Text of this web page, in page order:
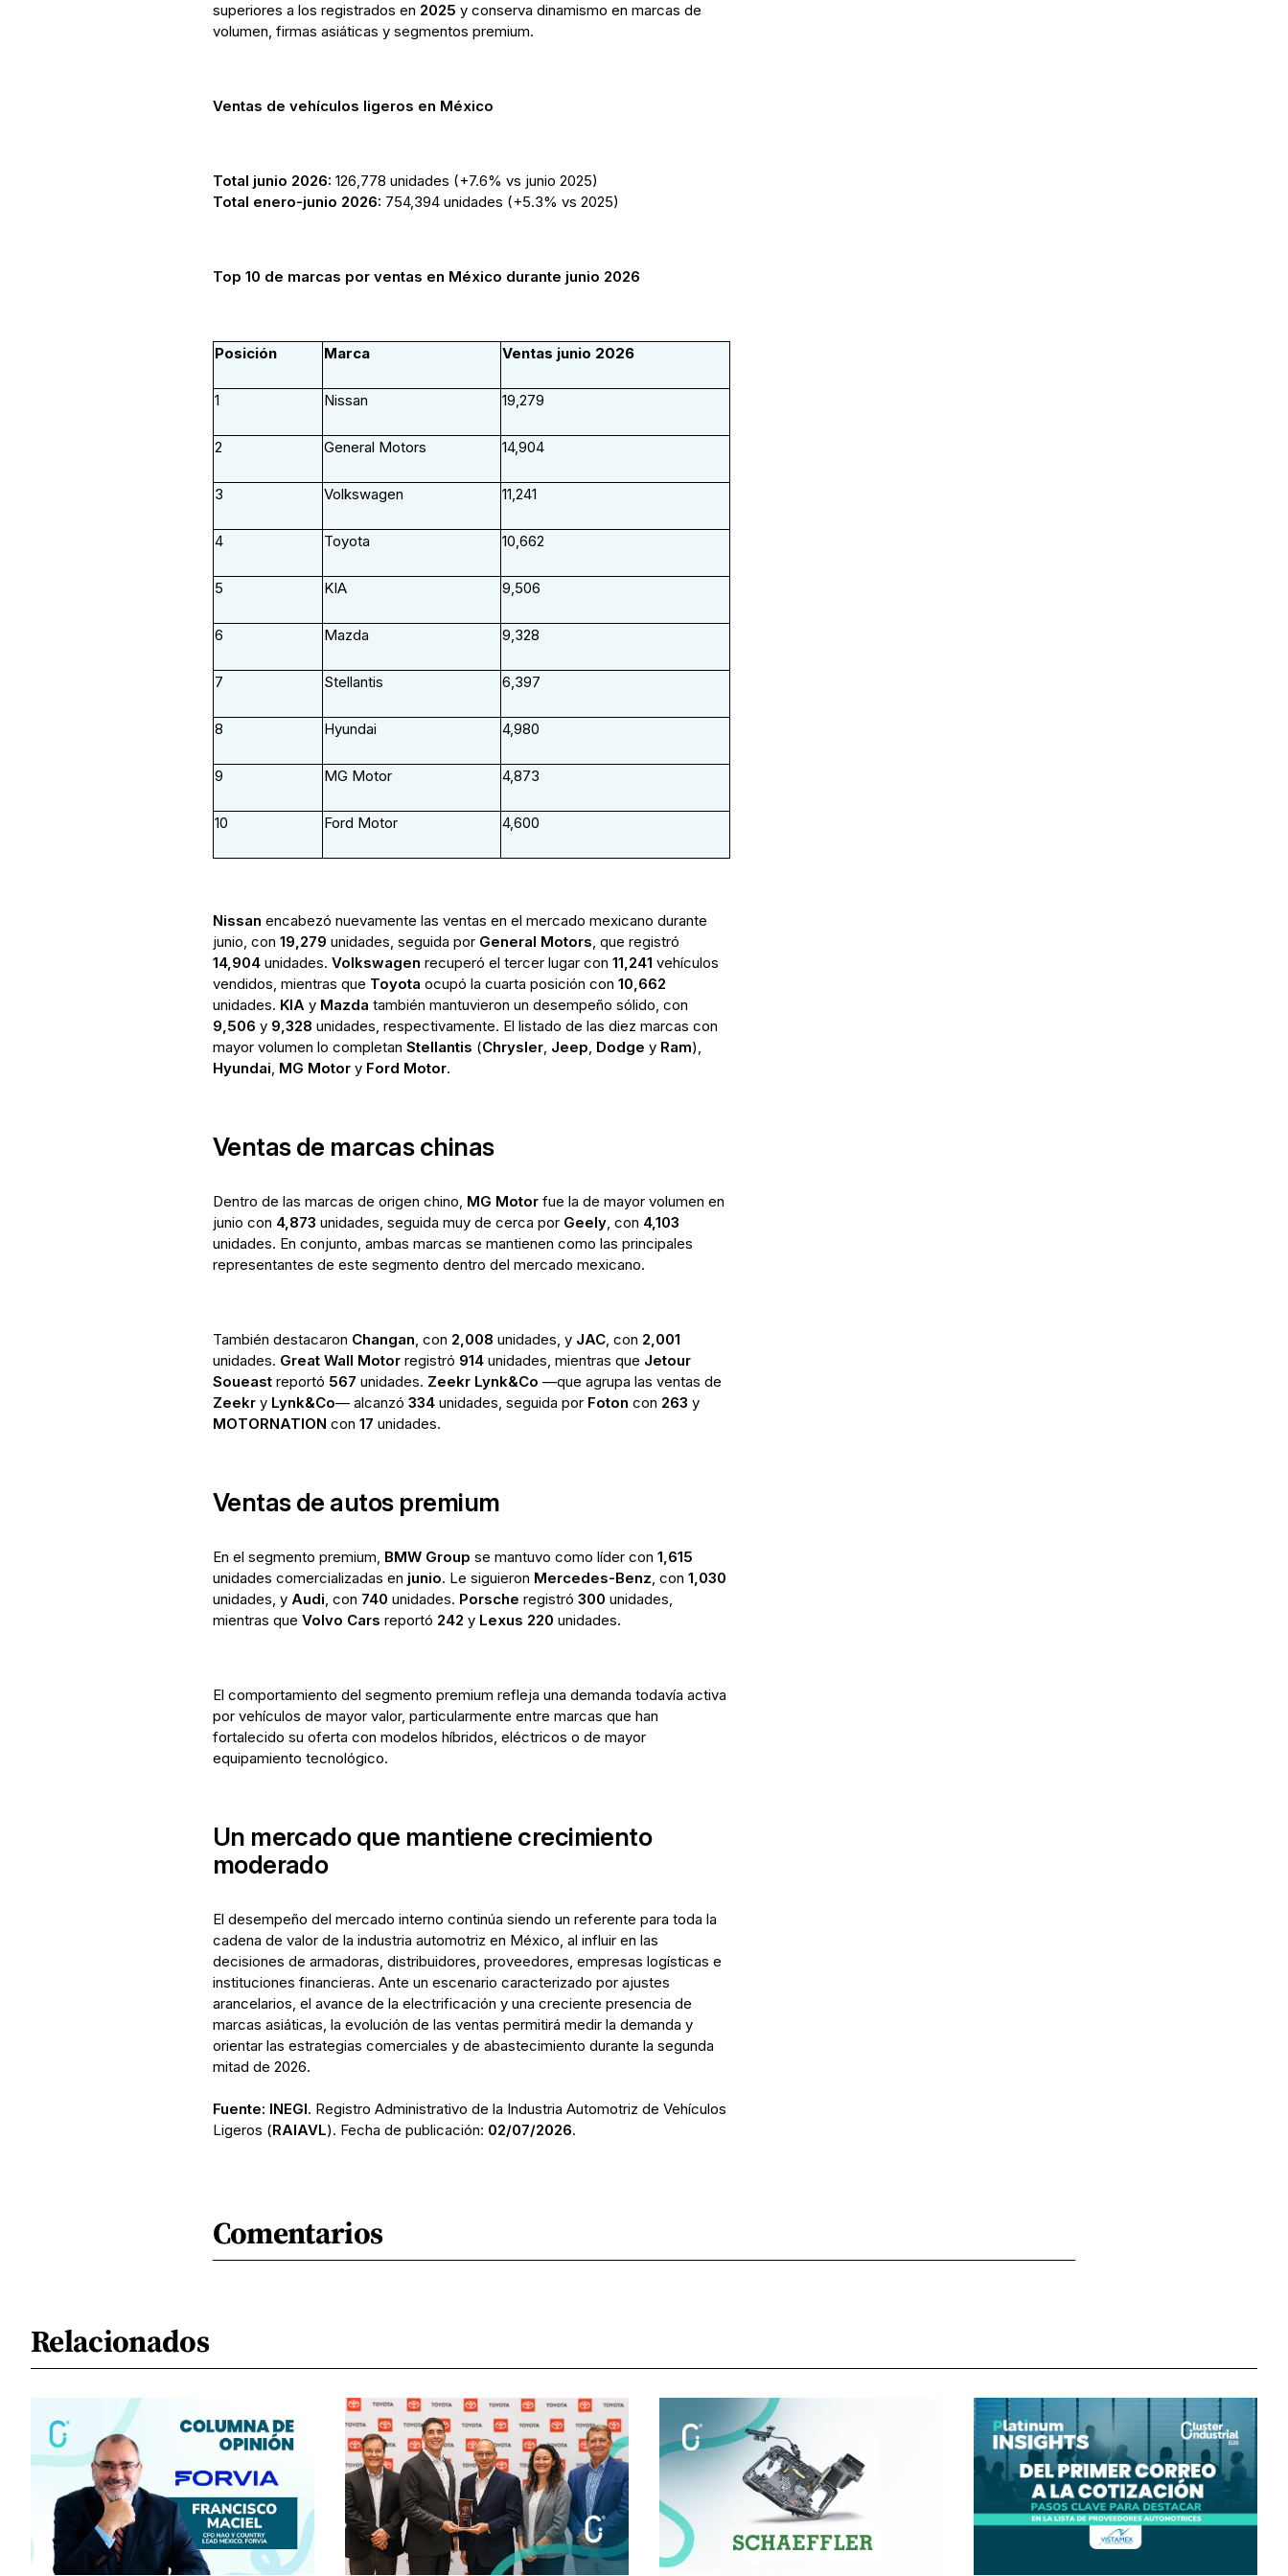
superiores a los registrados en 2025 y conserva dinamismo en marcas de
volumen, firmas asiáticas y segmentos premium.
Ventas de vehículos ligeros en México
Total junio 2026: 126,778 unidades (+7.6% vs junio 2025)
Total enero-junio 2026: 754,394 unidades (+5.3% vs 2025)
Top 10 de marcas por ventas en México durante junio 2026
Posición Marca Ventas junio 2026
1 Nissan 19,279
2 General Motors 14,904
3 Volkswagen 11,241
4 Toyota 10,662
5 KIA 9,506
6 Mazda 9,328
7 Stellantis 6,397
8 Hyundai 4,980
9 MG Motor 4,873
10 Ford Motor 4,600
Nissan encabezó nuevamente las ventas en el mercado mexicano durante
junio, con 19,279 unidades, seguida por General Motors, que registró
14,904unidades. Volkswagen recuperó el tercer lugar con 11,241 vehículos
vendidos, mientras que Toyota ocupó la cuarta posición con 10,662
unidades. KIA y Mazda también mantuvieron un desempeño sólido, con
9,506 y 9,328 unidades, respectivamente. El listado de las diez marcas con
mayor volumen lo completan Stellantis (Chrysler, Jeep, Dodge y Ram),
Hyundai, MG Motory Ford Motor.
Ventas de marcas chinas
Dentro de las marcas de origen chino, MG Motorfue la de mayor volumen en
junio con 4,873 unidades, seguida muy de cerca por Geely, con 4,103
unidades. En conjunto, ambas marcas se mantienen como las principales
representantes de este segmento dentro del mercado mexicano.
También destacaron Changan, con 2,008 unidades, y JAC, con 2,001
unidades. Great Wall Motorregistró 914unidades, mientras que Jetour
Soueastreportó 567 unidades. Zeekr Lynk&Co —que agrupa las ventas de
Zeekry Lynk&Co— alcanzó 334unidades, seguida por Foton con 263 y
MOTORNATION con 17 unidades.
Ventas de autos premium
En el segmento premium, BMW Group se mantuvo como líder con 1,615
unidades comercializadas en junio. Le siguieron Mercedes-Benz, con 1,030
unidades, y Audi, con 740 unidades. Porsche registró 300 unidades,
mientras que Volvo Cars reportó 242 y Lexus 220 unidades.
El comportamiento del segmento premium refleja una demanda todavía activa
por vehículos de mayor valor, particularmente entre marcas que han
fortalecido su oferta con modelos híbridos, eléctricos o de mayor
equipamiento tecnológico.
Un mercado que mantiene crecimiento
moderado
El desempeño del mercado interno continúa siendo un referente para toda la
cadena de valor de la industria automotriz en México, al influir en las
decisiones de armadoras, distribuidores, proveedores, empresas logísticas e
instituciones financieras. Ante un escenario caracterizado por ajustes
arancelarios, el avance de la electrificación y una creciente presencia de
marcas asiáticas, la evolución de las ventas permitirá medir la demanda y
orientar las estrategias comerciales y de abastecimiento durante la segunda
mitad de 2026.
Fuente: INEGI. Registro Administrativo de la Industria Automotriz de Vehículos
Ligeros (RAIAVL). Fecha de publicación: 02/07/2026.
Comentarios
Relacionados